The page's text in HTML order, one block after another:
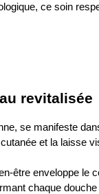
ce soin
revitalisée
se manifeste
et la laisse
être enveloppe
chaque